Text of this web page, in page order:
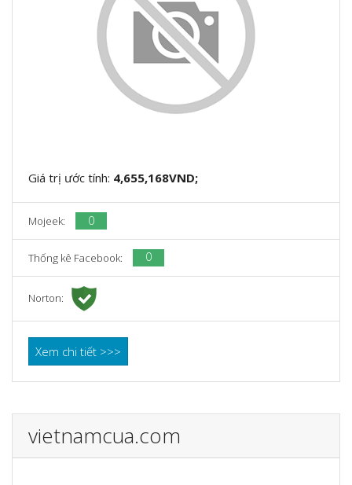
Giá trị ước tính: 4,655,168VND;
Mojeek: 0
Thống kê Facebook: 0
Norton:
Xem chi tiết >>>
vietnamcua.com